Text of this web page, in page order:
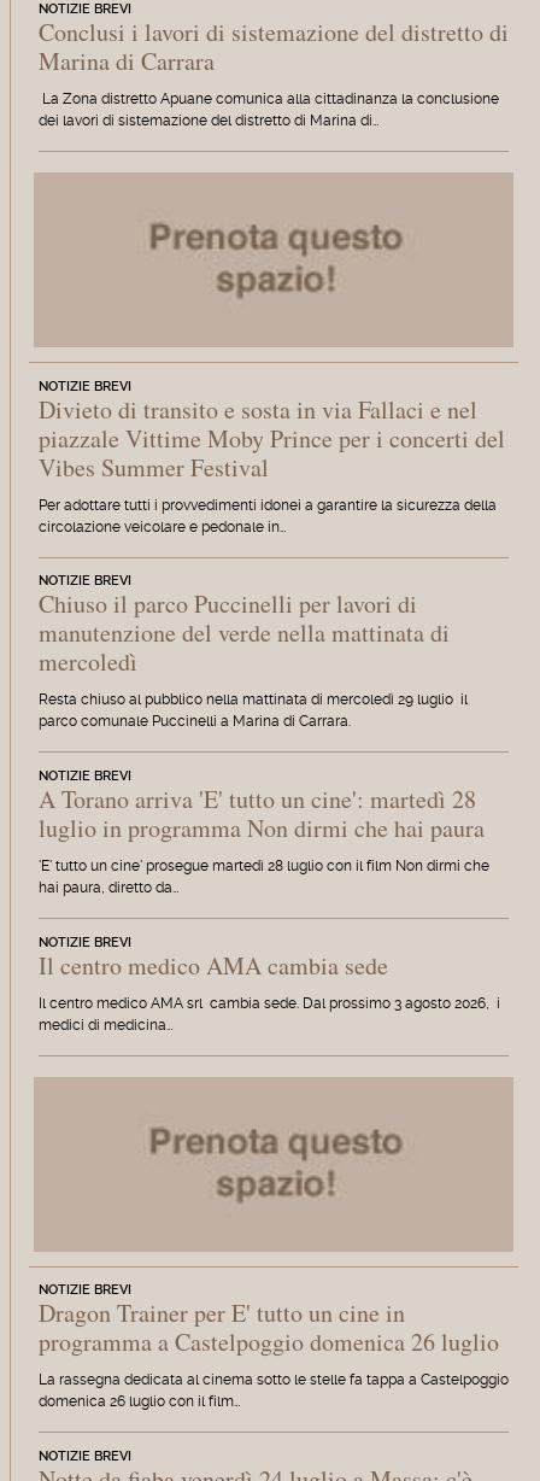
NOTIZIE BREVI
Conclusi i lavori di sistemazione del distretto di
Marina di Carrara
La Zona distretto Apuane comunica alla cittadinanza la conclusione
dei lavori di sistemazione del distretto di Marina di…
NOTIZIE BREVI
Divieto di transito e sosta in via Fallaci e nel
piazzale Vittime Moby Prince per i concerti del
Vibes Summer Festival
Per adottare tutti i provvedimenti idonei a garantire la sicurezza della
circolazione veicolare e pedonale in…
NOTIZIE BREVI
Chiuso il parco Puccinelli per lavori di
manutenzione del verde nella mattinata di
mercoledì
Resta chiuso al pubblico nella mattinata di mercoledì 29 luglio il
parco comunale Puccinelli a Marina di Carrara.
NOTIZIE BREVI
A Torano arriva 'E' tutto un cine': martedì 28
luglio in programma Non dirmi che hai paura
'E' tutto un cine' prosegue martedì 28 luglio con il film Non dirmi che
hai paura, diretto da…
NOTIZIE BREVI
Il centro medico AMA cambia sede
Il centro medico AMA srl cambia sede. Dal prossimo 3 agosto 2026, i
medici di medicina…
NOTIZIE BREVI
Dragon Trainer per E' tutto un cine in
programma a Castelpoggio domenica 26 luglio
La rassegna dedicata al cinema sotto le stelle fa tappa a Castelpoggio
domenica 26 luglio con il film…
NOTIZIE BREVI